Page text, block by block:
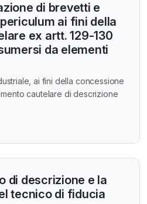
di brevetti e
ai fini della
ex artt. 129-130
da elementi
ai fini della concessione
cautelare di descrizione
di descrizione e la
tecnico di fiducia